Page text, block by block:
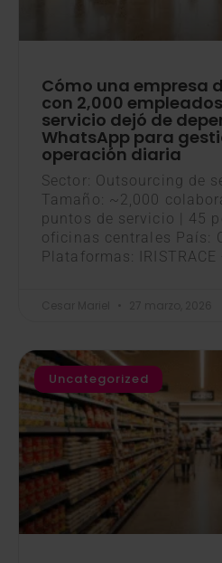
Cómo una empresa
con 2,000
servicio dejó de
WhatsApp para
operación diaria
Sector: Outsourcing de
Tamaño: ~2,000
puntos de servicio | 45
oficinas centrales País:
Plataformas: IRISTRACE
Uncategorized